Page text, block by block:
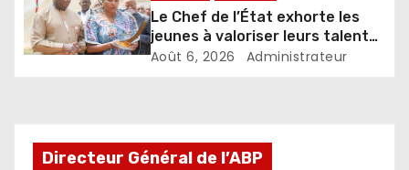
Le Chef de l’État exhorte les
jeunes à valoriser leurs talents
pour accélérer le
Août 6, 2026 Administrateur
Directeur Général de l’ABP